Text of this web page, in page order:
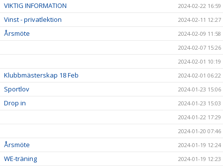
VIKTIG INFORMATION 2024-02-22 16:59
Vinst - privatlektion 2024-02-11 12:27
Årsmöte
2024-02-09 11:58
2024-02-07 15:26
2024-02-01 10:19
Klubbmästerskap 18 Feb 2024-02-01 06:22
Sportlov 2024-01-23 15:06
Drop in
2024-01-23 15:03
2024-01-22 17:29
2024-01-20 07:46
Årsmöte 2024-01-19 12:24
WE-träning 2024-01-19 12:23